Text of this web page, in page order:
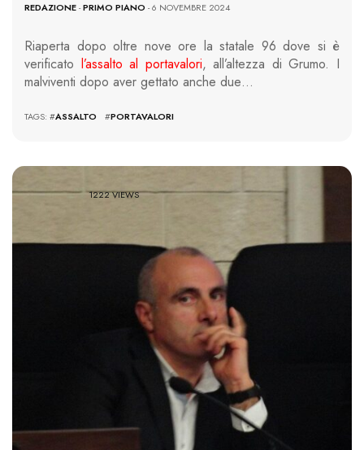
REDAZIONE-PRIMO PIANO - 6 NOVEMBRE 2024
Riaperta dopo oltre nove ore la statale 96 dove si è
verificato l’assalto al portavalori, all’altezza di Grumo. I
malviventi dopo aver gettato anche due…
TAGS: #ASSALTO #PORTAVALORI
1222 VIEWS